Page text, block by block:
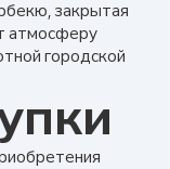
закрытая
атмосферу
городской